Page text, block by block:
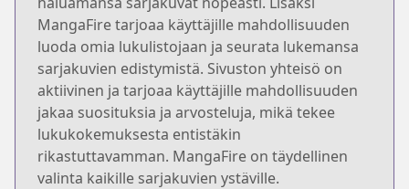
MangaFire tarjoaa käyttäjille mahdollisuuden
luoda omia lukulistojaan ja seurata lukemansa
sarjakuvien edistymistä. Sivuston yhteisö on
aktiivinen ja tarjoaa käyttäjille mahdollisuuden
jakaa suosituksia ja arvosteluja, mikä tekee
lukukokemuksesta entistäkin
rikastuttavamman. MangaFire on täydellinen
valinta kaikille sarjakuvien ystäville.